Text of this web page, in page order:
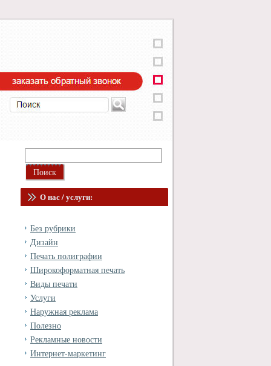
О нас / услуги:
Без рубрики
Дизайн
Печать полиграфии
Широкоформатная печать
Виды печати
Услуги
Наружная реклама
Полезно
Рекламные новости
Интернет-маркетинг